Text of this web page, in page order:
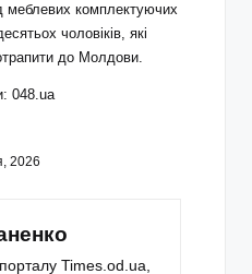
меблевих комплектуючих
чоловіків, які
до Молдови.
048.ua
2026
Times.od.ua,